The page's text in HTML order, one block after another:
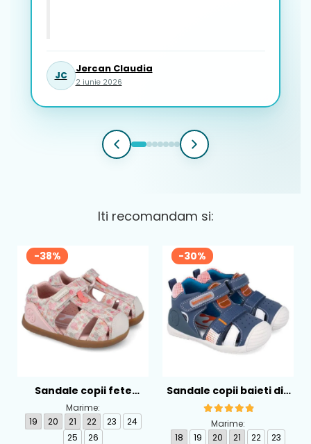
JC
Jercan Claudia
2 iunie 2026
Iti recomandam si:
-38%
Sandale copii fete
calapod lat din textil
Biomecanics, Roz -
262193-A103
Marime:
19
20 21 22 23
24
25
26
-30%
Sandale copii baieti din
piele Biomecanics,
Albastru - 262124-A556
Marime:
18
19 20 21 22
23